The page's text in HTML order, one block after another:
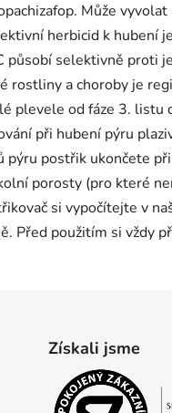
Může
herbicid k hubení
působí selektivně proti
a choroby je
plevele od fáze 3. listu
při hubení pýru
pýru postřik ukončete
porosty (pro které
si vypočítejte v
Před použitím si vždy
Získali jsme